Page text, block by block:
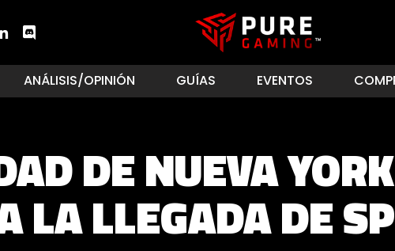
ANÁLISIS/OPINIÓN GUÍAS EVENTOS
DE NUEVA
LA LLEGADA DE